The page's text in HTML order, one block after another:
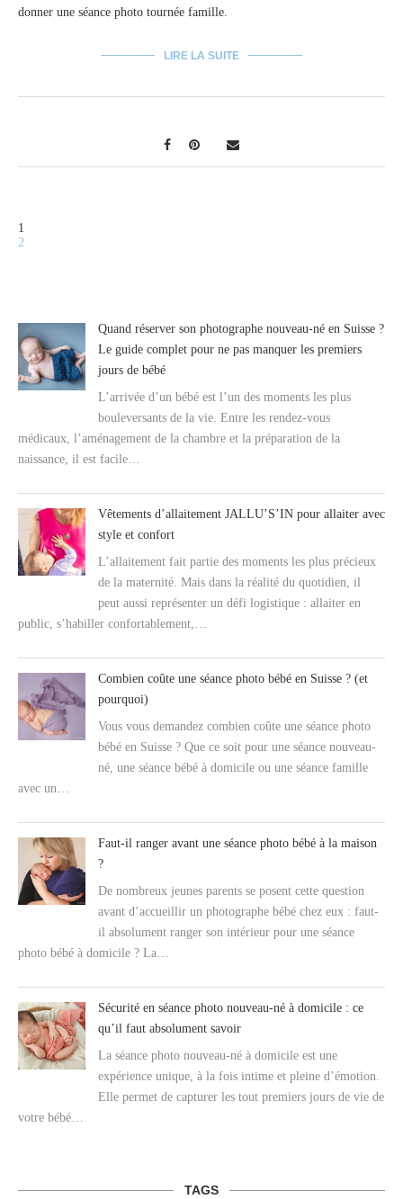
donner une séance photo tournée famille.
LIRE LA SUITE
1
2
Quand réserver son photographe nouveau-né en Suisse ?
Le guide complet pour ne pas manquer les premiers
jours de bébé
L’arrivée d’un bébé est l’un des moments les plus
bouleversants de la vie. Entre les rendez-vous
médicaux, l’aménagement de la chambre et la préparation de la
naissance, il est facile…
Vêtements d’allaitement JALLU’S’IN pour allaiter avec
style et confort
L’allaitement fait partie des moments les plus précieux
de la maternité. Mais dans la réalité du quotidien, il
peut aussi représenter un défi logistique : allaiter en
public, s’habiller confortablement,…
Combien coûte une séance photo bébé en Suisse ? (et
pourquoi)
Vous vous demandez combien coûte une séance photo
bébé en Suisse ? Que ce soit pour une séance nouveau-
né, une séance bébé à domicile ou une séance famille
avec un…
Faut-il ranger avant une séance photo bébé à la maison
?
De nombreux jeunes parents se posent cette question
avant d’accueillir un photographe bébé chez eux : faut-
il absolument ranger son intérieur pour une séance
photo bébé à domicile ? La…
Sécurité en séance photo nouveau-né à domicile : ce
qu’il faut absolument savoir
La séance photo nouveau-né à domicile est une
expérience unique, à la fois intime et pleine d’émotion.
Elle permet de capturer les tout premiers jours de vie de
votre bébé…
TAGS